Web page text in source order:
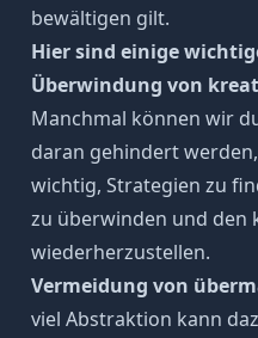
bewältigen gilt.
Hier sind einige
Überwindung von
Manchmal können wir
daran gehindert
wichtig, Strategien zu
zu überwinden und den
wiederherzustellen.
Vermeidung von
viel Abstraktion kann